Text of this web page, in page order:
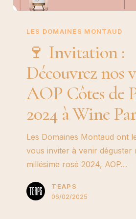
Découvrez
vins rosé
Côtes
2024
Wine
Paris 🍇
LES DOMAINES MONTAUD
🍷 Invitation :
Découvrez nos
AOP Côtes de
2024 à Wine
Les Domaines Montaud ont
vous inviter à venir déguster
millésime rosé 2024, AOP…
TEAPS
06/02/2025